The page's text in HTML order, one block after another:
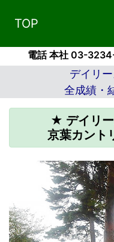
TOP
電話 本社 03-
デイリ
全成績・
★ デイリ
京葉カント